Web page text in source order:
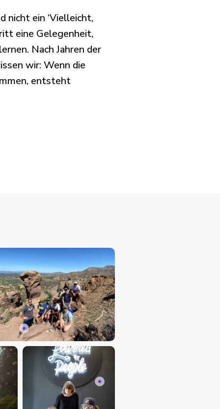
nicht ein ‘Vielleicht,
eine Gelegenheit,
Nach Jahren der
wir: Wenn die
entsteht